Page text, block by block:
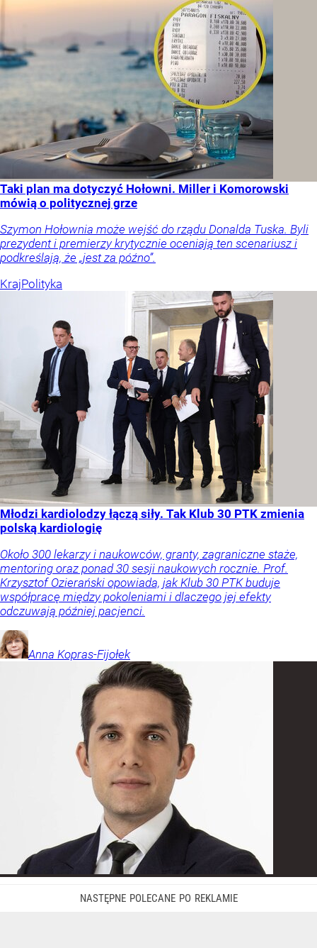
Taki plan ma dotyczyć Hołowni. Miller i Komorowski
mówią o politycznej grze
Szymon Hołownia może wejść do rządu Donalda Tuska. Byli
prezydent i premierzy krytycznie oceniają ten scenariusz i
podkreślają, że „jest za późno”.
KrajPolityka
Młodzi kardiolodzy łączą siły. Tak Klub 30 PTK zmienia
polską kardiologię
Około 300 lekarzy i naukowców, granty, zagraniczne staże,
mentoring oraz ponad 30 sesji naukowych rocznie. Prof.
Krzysztof Ozierański opowiada, jak Klub 30 PTK buduje
współpracę między pokoleniami i dlaczego jej efekty
odczuwają później pacjenci.
Anna Kopras-Fijołek